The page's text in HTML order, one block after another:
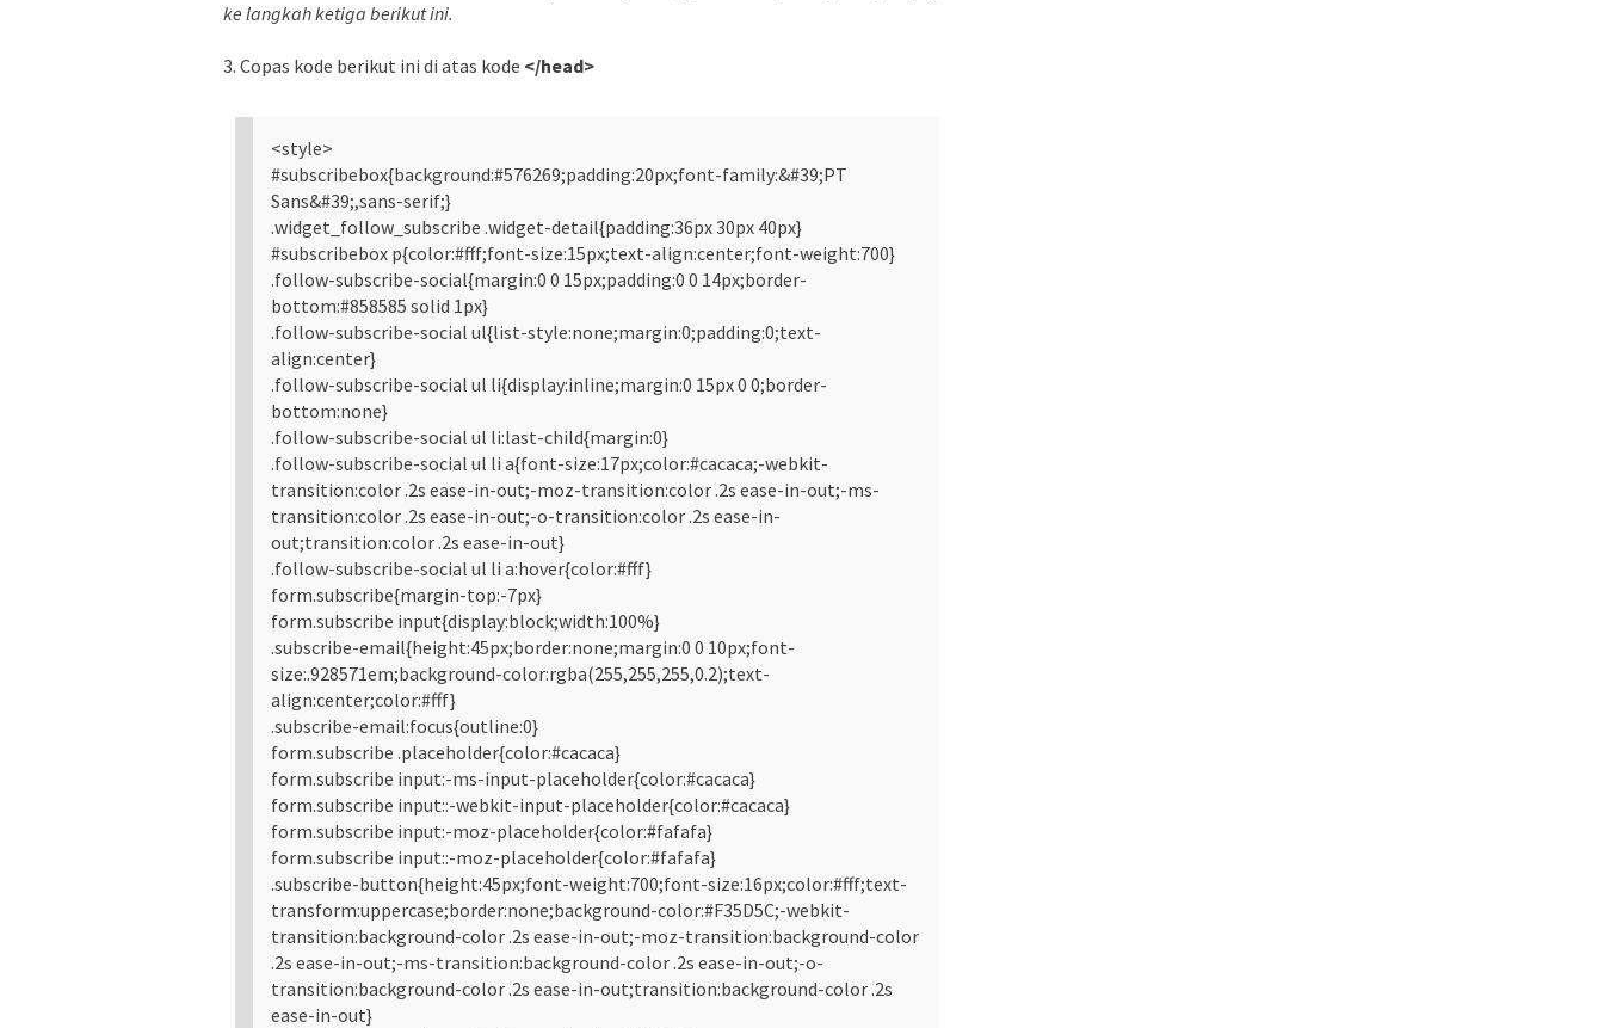
ke langkah ketiga berikut ini.
3. Copas kode berikut ini di atas kode </head>
<style>
#subscribebox{background:#576269;padding:20px;font-family:&#39;PT
Sans&#39;,sans-serif;}
.widget_follow_subscribe .widget-detail{padding:36px 30px 40px}
#subscribebox p{color:#fff;font-size:15px;text-align:center;font-weight:700}
.follow-subscribe-social{margin:0 0 15px;padding:0 0 14px;border-
bottom:#858585 solid 1px}
.follow-subscribe-social ul{list-style:none;margin:0;padding:0;text-
align:center}
.follow-subscribe-social ul li{display:inline;margin:0 15px 0 0;border-
bottom:none}
.follow-subscribe-social ul li:last-child{margin:0}
.follow-subscribe-social ul li a{font-size:17px;color:#cacaca;-webkit-
transition:color .2s ease-in-out;-moz-transition:color .2s ease-in-out;-ms-
transition:color .2s ease-in-out;-o-transition:color .2s ease-in-
out;transition:color .2s ease-in-out}
.follow-subscribe-social ul li a:hover{color:#fff}
form.subscribe{margin-top:-7px}
form.subscribe input{display:block;width:100%}
.subscribe-email{height:45px;border:none;margin:0 0 10px;font-
size:.928571em;background-color:rgba(255,255,255,0.2);text-
align:center;color:#fff}
.subscribe-email:focus{outline:0}
form.subscribe .placeholder{color:#cacaca}
form.subscribe input:-ms-input-placeholder{color:#cacaca}
form.subscribe input::-webkit-input-placeholder{color:#cacaca}
form.subscribe input:-moz-placeholder{color:#fafafa}
form.subscribe input::-moz-placeholder{color:#fafafa}
.subscribe-button{height:45px;font-weight:700;font-size:16px;color:#fff;text-
transform:uppercase;border:none;background-color:#F35D5C;-webkit-
transition:background-color .2s ease-in-out;-moz-transition:background-color
.2s ease-in-out;-ms-transition:background-color .2s ease-in-out;-o-
transition:background-color .2s ease-in-out;transition:background-color .2s
ease-in-out}